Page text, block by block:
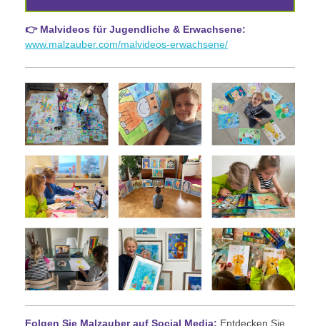
👉 Malvideos für Jugendliche & Erwachsene:
www.malzauber.com/malvideos-erwachsene/
Folgen Sie Malzauber auf Social Media: Entdecken Sie